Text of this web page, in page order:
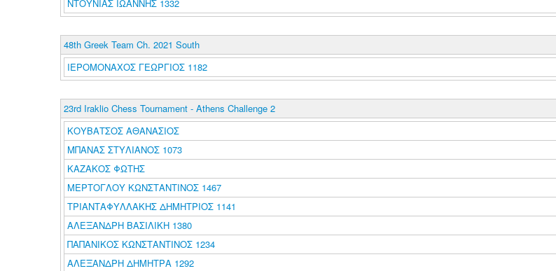
ΝΤΟΥΝΙΑΣ ΙΩΑΝΝΗΣ 1332
48th Greek Team Ch. 2021 South
ΙΕΡΟΜΟΝΑΧΟΣ ΓΕΩΡΓΙΟΣ 1182
23rd Iraklio Chess Tournament - Athens Challenge 2
ΚΟΥΒΑΤΣΟΣ ΑΘΑΝΑΣΙΟΣ
ΜΠΑΝΑΣ ΣΤΥΛΙΑΝΟΣ 1073
ΚΑΖΑΚΟΣ ΦΩΤΗΣ
ΜΕΡΤΟΓΛΟΥ ΚΩΝΣΤΑΝΤΙΝΟΣ 1467
ΤΡΙΑΝΤΑΦΥΛΛΑΚΗΣ ΔΗΜΗΤΡΙΟΣ 1141
ΑΛΕΞΑΝΔΡΗ ΒΑΣΙΛΙΚΗ 1380
ΠΑΠΑΝΙΚΟΣ ΚΩΝΣΤΑΝΤΙΝΟΣ 1234
ΑΛΕΞΑΝΔΡΗ ΔΗΜΗΤΡΑ 1292